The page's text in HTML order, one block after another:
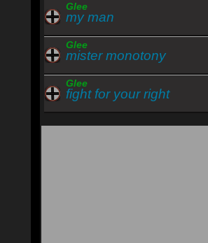
Glee
my man
Glee
mister monotony
Glee
fight for your right